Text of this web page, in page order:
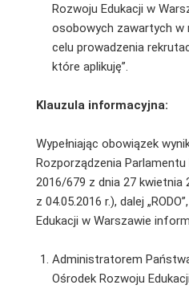
Rozwoju Edukacji w
osobowych zawartych w
celu prowadzenia
które aplikuję”.
Klauzula informacyjna:
Wypełniając obowiązek
Rozporządzenia Parlamentu
2016/679 z dnia 27 kwietnia
z 04.05.2016 r.), dalej
Edukacji w Warszawie
Administratorem
Ośrodek Rozwoju